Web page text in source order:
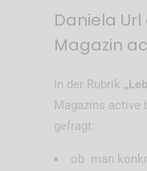
Daniela Url
Magazin
In der Rubrik
Magazins active
gefragt:
ob man